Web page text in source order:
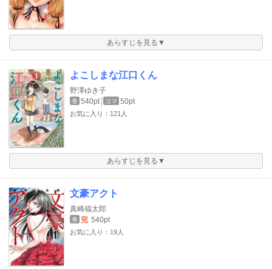
あらすじを見る▼
よこしまな江口くん
野澤ゆき子
巻 540pt コマ 50pt
お気に入り：121人
あらすじを見る▼
文豪アクト
真崎福太郎
巻 完 540pt
お気に入り：19人